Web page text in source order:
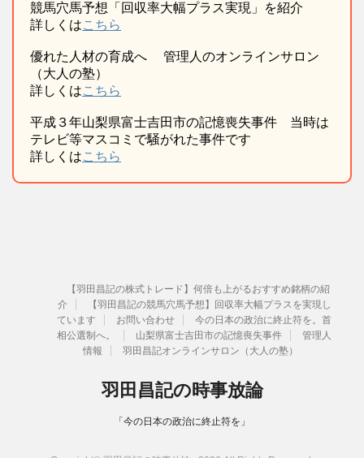
競馬穴馬予想「回収率大幅プラス実現」を紹介
詳しくはこちら
優れた人材の育成へ 管理人のオンラインサロン
（大人の塾）
詳しくはこちら
平成３年山梨県富士吉田市の記憶喪失事件 当時は
テレビ等マスコミで騒がれた事件です
詳しくはこちら
【羽田昌記の株式トレード】何倍も上がるおすすめ銘柄の紹
介
【羽田昌記の競馬穴馬予想】回収率大幅プラスを実現し
ています
お問い合わせ
今の日本の政治に終止符を。首
相公選制へ。
山梨県富士吉田市の記憶喪失事件
管理人
情報
羽田昌記オンラインサロン（大人の塾）
羽田昌記の時事放論
「今の日本の政治に終止符を」